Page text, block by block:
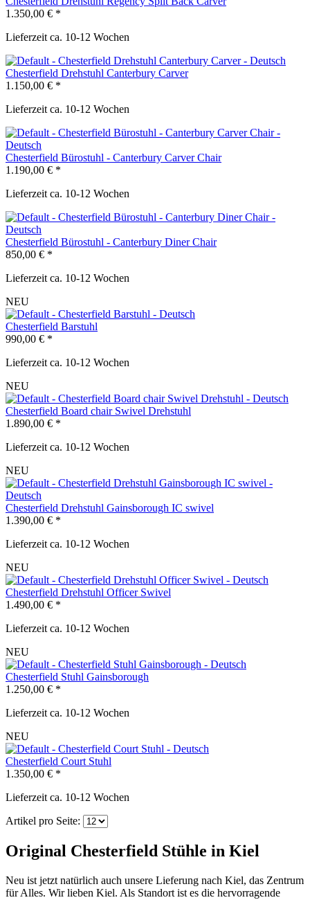
1.350,00 € *
Lieferzeit ca. 10-12 Wochen
Chesterfield Drehstuhl Canterbury Carver
1.150,00 € *
Lieferzeit ca. 10-12 Wochen
Chesterfield Bürostuhl - Canterbury Carver Chair
1.190,00 € *
Lieferzeit ca. 10-12 Wochen
Chesterfield Bürostuhl - Canterbury Diner Chair
850,00 € *
Lieferzeit ca. 10-12 Wochen
NEU
Chesterfield Barstuhl
990,00 € *
Lieferzeit ca. 10-12 Wochen
NEU
Chesterfield Board chair Swivel Drehstuhl
1.890,00 € *
Lieferzeit ca. 10-12 Wochen
NEU
Chesterfield Drehstuhl Gainsborough IC swivel
1.390,00 € *
Lieferzeit ca. 10-12 Wochen
NEU
Chesterfield Drehstuhl Officer Swivel
1.490,00 € *
Lieferzeit ca. 10-12 Wochen
NEU
Chesterfield Stuhl Gainsborough
1.250,00 € *
Lieferzeit ca. 10-12 Wochen
NEU
Chesterfield Court Stuhl
1.350,00 € *
Lieferzeit ca. 10-12 Wochen
Artikel pro Seite:
Original Chesterfield Stühle in Kiel
Neu ist jetzt natürlich auch unsere Lieferung nach Kiel, das Zentrum
für Alles. Wir lieben Kiel. Als Standort ist es die hervorragende